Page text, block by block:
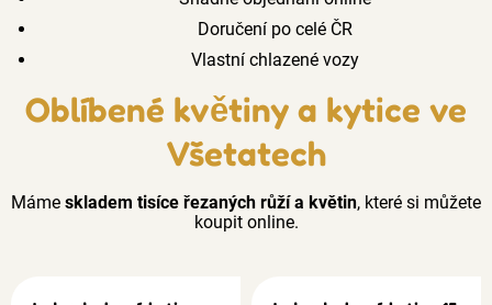
Doručení po celé ČR
Vlastní chlazené vozy
Oblíbené květiny a kytice ve
Všetatech
Máme skladem tisíce řezaných růží a květin, které si můžete
koupit online.